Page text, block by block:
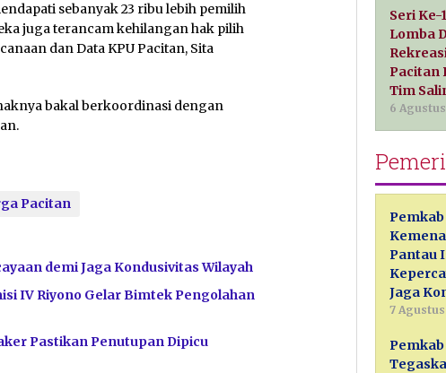
sebanyak 23 ribu lebih pemilih
juga terancam kehilangan hak pilih
dan Data KPU Pacitan, Sita
bakal berkoordinasi dengan
Pacitan
demi Jaga Kondusivitas Wilayah
IV Riyono Gelar Bimtek Pengolahan
Pastikan Penutupan Dipicu
Seri Ke-
Lomba
Pacitan
Tim
6
Pantau
Jaga
7